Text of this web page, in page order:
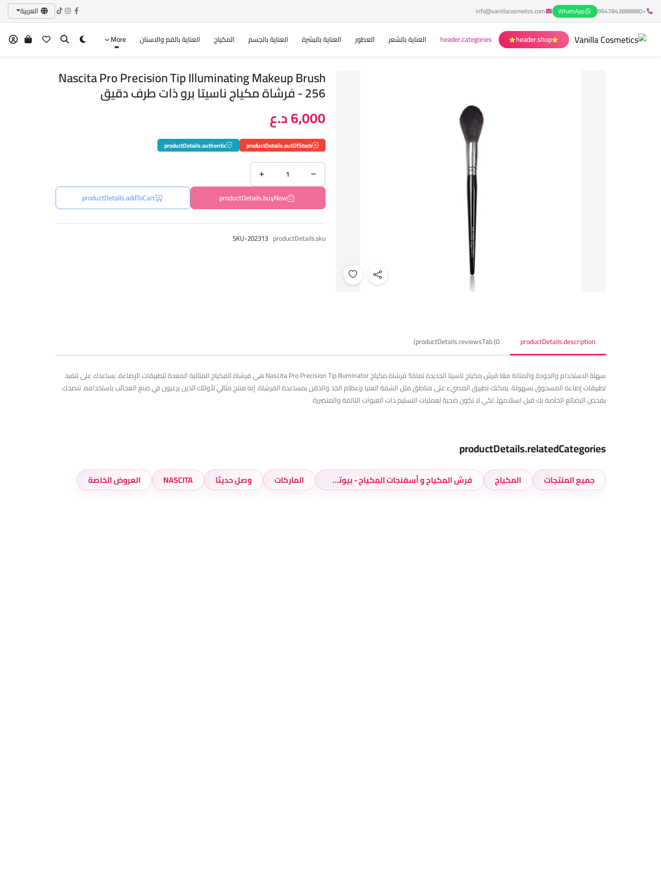
+9647843888880
WhatsApp
info@vanillacosmetics.com العربية
header.shop
header.categories العناية بالشعر العطور العناية بالبشرة العناية بالجسم المكياج العناية بالفم والاسنان More
Nascita Pro Precision Tip Illuminating Makeup Brush
- 256 فرشاة مكياج ناسيتا برو ذات طرف دقيق
6,000 د.ع
productDetails.outOfStock
productDetails.authentic
productDetails.buyNow
productDetails.addToCart
productDetails.sku
SKU-202313
productDetails.description
productDetails.reviewsTab (0)
سهلة الاستخدام والجودة والمتانة معًا فرش مكياج ناسيتا الجديدة تمامًا! فرشاة مكياج Nascita Pro Precision Tip Illuminator هي فرشاة المكياج المثالية المعدة لتطبيقات الإضاءة. يساعدك على تنفيذ
تطبيقات إضاءة المسحوق بسهولة. يمكنك تطبيق المضيء على مناطق مثل الشفة العليا وعظام الخد والذقن بمساعدة الفرشاة. إنه منتج مثالي لأولئك الذين يرغبون في صنع العجائب باستخدامه. ننصحك
بفحص البضائع الخاصة بك قبل استلامها. لكي لا تكون ضحية لعمليات التسليم ذات العبوات التالفة والمتضررة
productDetails.relatedCategories
جميع المنتجات المكياج فرش المكياج و أسفنجات المكياج - بيوتي بلندرز الماركات وصل حديثا NASCITA العروض الخاصة